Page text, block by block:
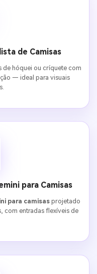
de Camisas
de hóquei ou críquete com
— ideal para visuais
para Camisas
para camisas projetado
com entradas flexíveis de